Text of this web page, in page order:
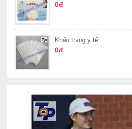
0đ
Khẩu trang y tế
0đ